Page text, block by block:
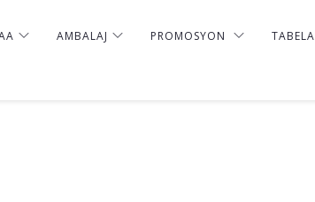
AMBALAJ PROMOSYON TABELA